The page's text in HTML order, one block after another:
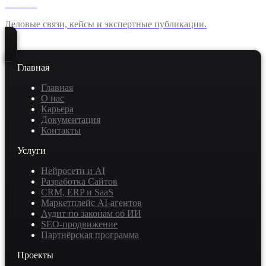
Деловые связи, кейсы и экспертные публикации.
Главная
Главная
О нас
Карьера
Документация
Контакты
Услуги
Нейросети и AI
Разработка Сайтов
CRM, ERP и SaaS
Маркетплейс AI-агентов
Аудит по законам об ИИ
SEO-продвижение
Партнёрская программа
Проекты